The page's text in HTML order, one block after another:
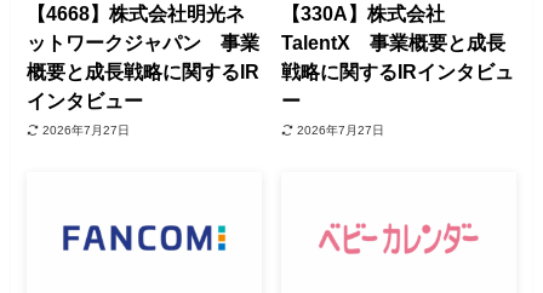
【4668】株式会社明光ネ
ットワークジャパン 事業
概要と成長戦略に関するIR
インタビュー
2026年7月27日
【330A】株式会社
TalentX 事業概要と成長
戦略に関するIRインタビュ
ー
2026年7月27日